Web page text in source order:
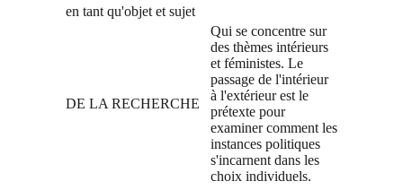
en tant qu'objet et sujet
DE LA RECHERCHE
Qui se concentre sur
des thèmes intérieurs
et féministes. Le
passage de l'intérieur
à l'extérieur est le
prétexte pour
examiner comment les
instances politiques
s'incarnent dans les
choix individuels.